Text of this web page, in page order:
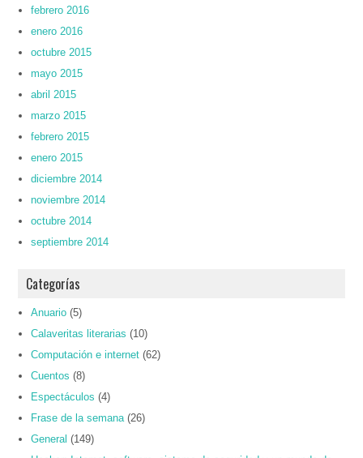
febrero 2016
enero 2016
octubre 2015
mayo 2015
abril 2015
marzo 2015
febrero 2015
enero 2015
diciembre 2014
noviembre 2014
octubre 2014
septiembre 2014
Categorías
Anuario (5)
Calaveritas literarias (10)
Computación e internet (62)
Cuentos (8)
Espectáculos (4)
Frase de la semana (26)
General (149)